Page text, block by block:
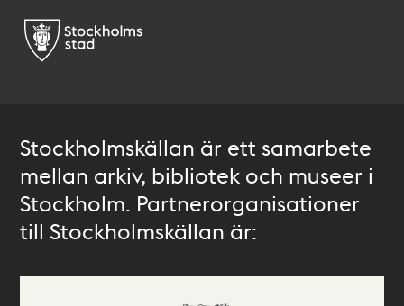
Stockholmskällan är ett samarbete
mellan arkiv, bibliotek och museer i
Stockholm. Partnerorganisationer
till Stockholmskällan är: